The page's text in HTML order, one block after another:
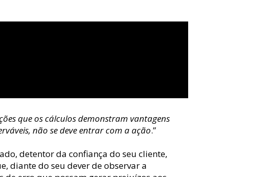
que os cálculos demonstram vantagens
não se deve entrar com a ação.”
detentor da confiança do seu cliente,
diante do seu dever de observar a